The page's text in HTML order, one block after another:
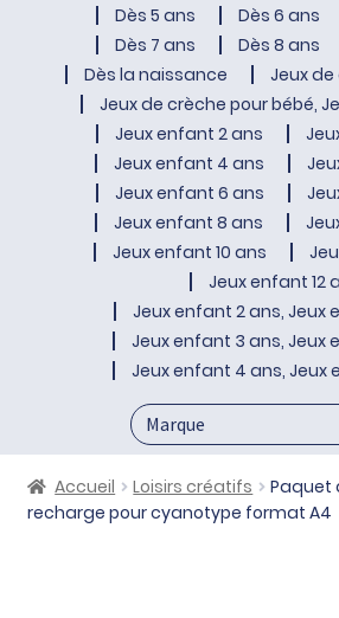
Dès 5 ans
Dès 6 ans
Dès 7 ans
Dès 8 ans
Dès la naissance
Jeux
Jeux de crèche pour bébé,
Jeux enfant 2 ans
Jeux enfant 4 ans
Jeux enfant 6 ans
Jeux enfant 8 ans
Jeux enfant 10 ans
Jeux enfant 12
Jeux enfant 2 ans, Jeux
Jeux enfant 3 ans, Jeux
Jeux enfant 4 ans, Jeux
Accueil Loisirs créatifs
Paquet
recharge pour cyanotype format A4